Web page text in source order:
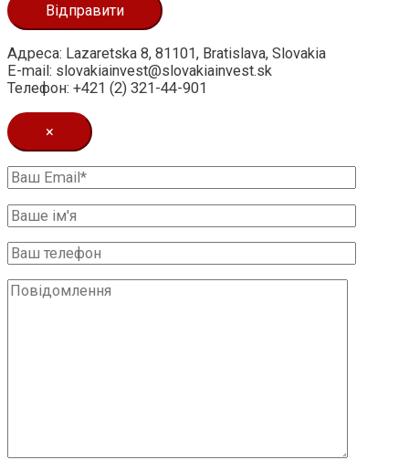
Адреса: Lazaretska 8, 81101, Bratislava, Slovakia
E-mail: slovakiainvest@slovakiainvest.sk
Телефон: +421 (2) 321-44-901
×